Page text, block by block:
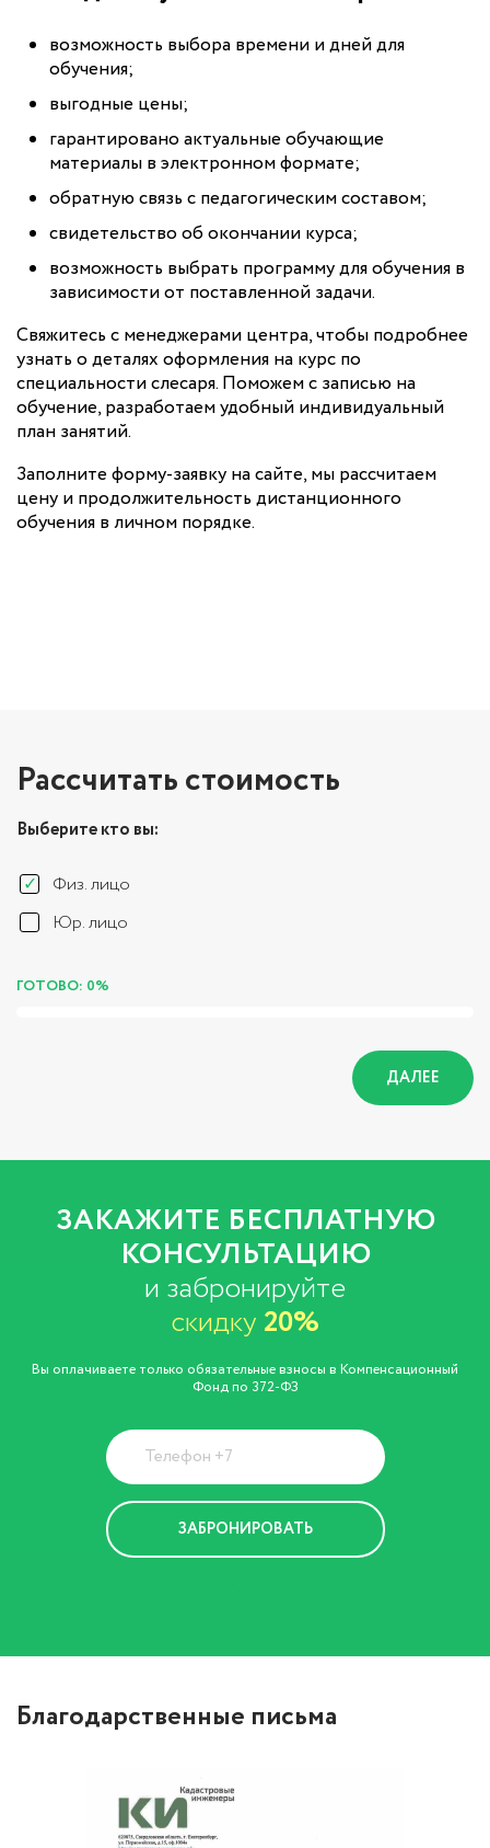
возможность выбора времени и дней для
обучения;
выгодные цены;
гарантировано актуальные обучающие
материалы в электронном формате;
обратную связь с педагогическим составом;
свидетельство об окончании курса;
возможность выбрать программу для обучения в
зависимости от поставленной задачи.
Свяжитесь с менеджерами центра, чтобы подробнее
узнать о деталях оформления на курс по
специальности слесаря. Поможем с записью на
обучение, разработаем удобный индивидуальный
план занятий.
Заполните форму-заявку на сайте, мы рассчитаем
цену и продолжительность дистанционного
обучения в личном порядке.
Рассчитать стоимость
Выберите кто вы:
Физ. лицо
Юр. лицо
ГОТОВО: 0%
ДАЛЕЕ
ЗАКАЖИТЕ БЕСПЛАТНУЮ
КОНСУЛЬТАЦИЮ
и забронируйте
скидку 20%
Вы оплачиваете только обязательные взносы в Компенсационный
Фонд по 372-ФЗ
Благодарственные письма